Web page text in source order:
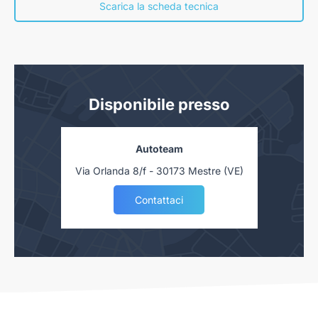
Scarica la scheda tecnica
Disponibile presso
Autoteam
Via Orlanda 8/f - 30173 Mestre (VE)
Contattaci